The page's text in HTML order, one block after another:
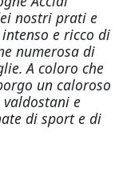
nostri prati e
e ricco di
numerosa di
A coloro che
un caloroso
valdostani e
di sport e di